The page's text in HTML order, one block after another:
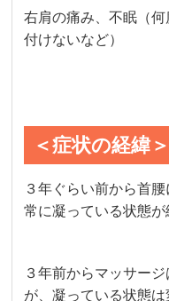
右肩の痛み、不眠（
付けないなど）
＜症状の経緯＞
３年ぐらい前から首
常に凝っている状態が
３年前からマッサー
が、凝っている状態は